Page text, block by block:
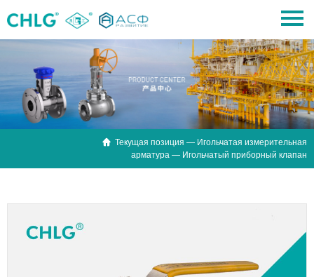
 Текущая позиция — Игольчатая измерительная
арматура — Игольчатый приборный клапан